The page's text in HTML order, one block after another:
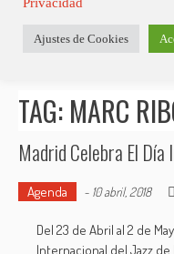
Posts tagged
TAG: MARC
Madrid Celebra El
Agenda - 10 abril, 2018
Del 23 de Abril al 2 de
Internacional del Jazz de
Ajustes de Cookies